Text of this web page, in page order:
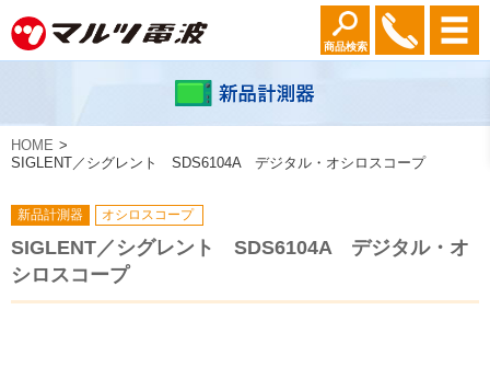
商品検索
HOME
SIGLENT／シグレント SDS6104A デジタル・オシロスコープ
新品計測器 オシロスコープ
SIGLENT／シグレント SDS6104A デジタル・オ
シロスコープ